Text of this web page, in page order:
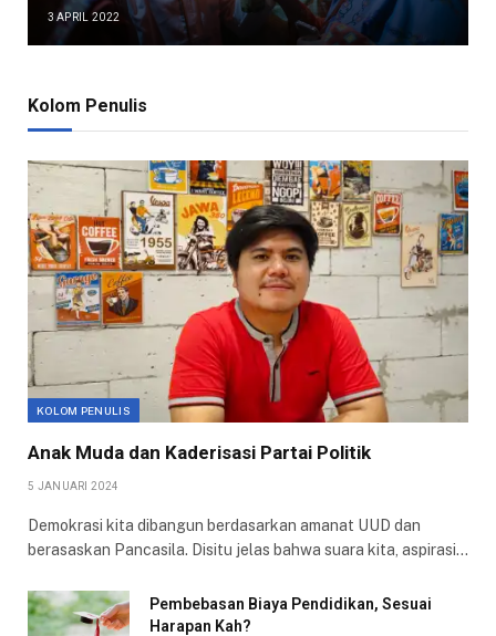
3 APRIL 2022
Kolom Penulis
KOLOM PENULIS
Anak Muda dan Kaderisasi Partai Politik
5 JANUARI 2024
Demokrasi kita dibangun berdasarkan amanat UUD dan
berasaskan Pancasila. Disitu jelas bahwa suara kita, aspirasi…
Pembebasan Biaya Pendidikan, Sesuai
Harapan Kah?